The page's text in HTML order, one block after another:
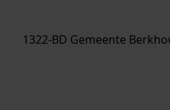
1322-BD Gemeente